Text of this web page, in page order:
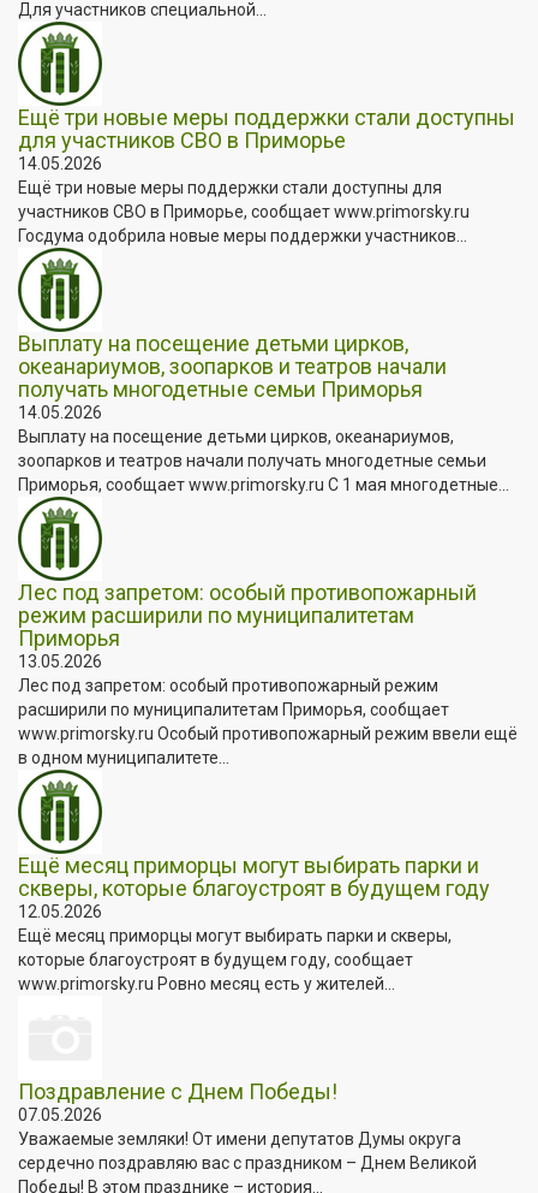
Для участников специальной...
Ещё три новые меры поддержки стали доступны
для участников СВО в Приморье
14.05.2026
Ещё три новые меры поддержки стали доступны для
участников СВО в Приморье, сообщает www.primorsky.ru
Госдума одобрила новые меры поддержки участников...
Выплату на посещение детьми цирков,
океанариумов, зоопарков и театров начали
получать многодетные семьи Приморья
14.05.2026
Выплату на посещение детьми цирков, океанариумов,
зоопарков и театров начали получать многодетные семьи
Приморья, сообщает www.primorsky.ru С 1 мая многодетные...
Лес под запретом: особый противопожарный
режим расширили по муниципалитетам
Приморья
13.05.2026
Лес под запретом: особый противопожарный режим
расширили по муниципалитетам Приморья, сообщает
www.primorsky.ru Особый противопожарный режим ввели ещё
в одном муниципалитете...
Ещё месяц приморцы могут выбирать парки и
скверы, которые благоустроят в будущем году
12.05.2026
Ещё месяц приморцы могут выбирать парки и скверы,
которые благоустроят в будущем году, сообщает
www.primorsky.ru Ровно месяц есть у жителей...
Поздравление с Днем Победы!
07.05.2026
Уважаемые земляки! От имени депутатов Думы округа
сердечно поздравляю вас с праздником – Днем Великой
Победы! В этом празднике – история...